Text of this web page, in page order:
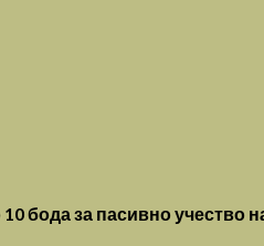
бода за пасивно учество